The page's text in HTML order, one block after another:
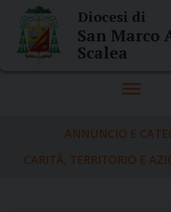
content
Diocesi di
San Marco
Scalea
ANNUNCIO E
CARITÀ, TERRITORIO E